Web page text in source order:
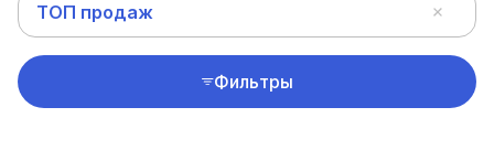
ТОП продаж
Фильтры